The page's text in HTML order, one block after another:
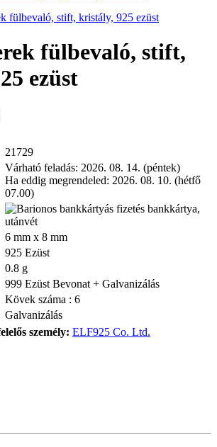
fülbevaló, stift,
ezüst
21729
Várható feladás: 2026. 08. 14. (péntek)
Ha eddig megrendeled: 2026. 08. 10. (hétfő
07.00)
bankkártya,
utánvét
6 mm x 8 mm
925 Ezüst
0.8 g
999 Ezüst Bevonat + Galvanizálás
Kövek száma : 6
Galvanizálás
személy: ELF925 Co. Ltd.